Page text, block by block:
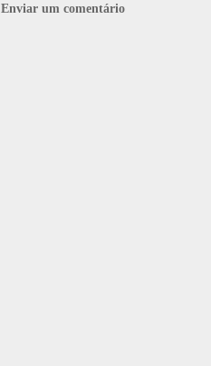
Enviar um comentário